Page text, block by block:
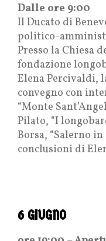
Dalle ore 9:00
Il Ducato di
politico-
Presso la Chiesa
fondazione
Elena Percivaldi,
convegno con
“Monte
Pilato, “I
Borsa, “Salerno
conclusioni di
6 GIUGNO